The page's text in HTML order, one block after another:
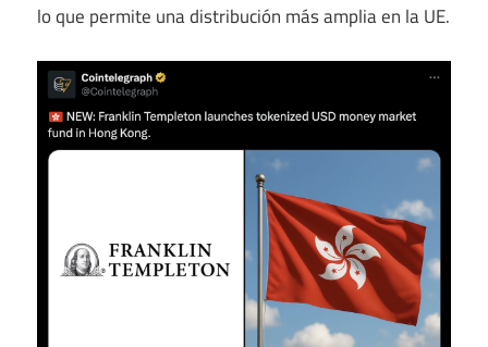
lo que permite una distribución más amplia en la UE.